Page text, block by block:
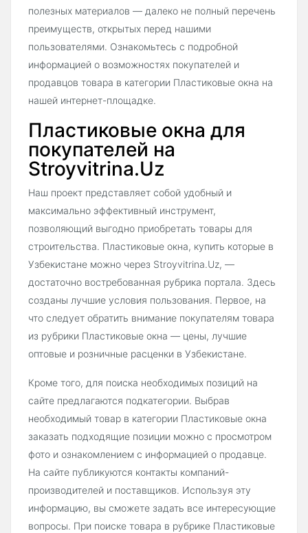
полезных материалов — далеко не полный перечень
преимуществ, открытых перед нашими
пользователями. Ознакомьтесь с подробной
информацией о возможностях покупателей и
продавцов товара в категории Пластиковые окна на
нашей интернет-площадке.
Пластиковые окна для
покупателей на
Stroyvitrina.Uz
Наш проект представляет собой удобный и
максимально эффективный инструмент,
позволяющий выгодно приобретать товары для
строительства. Пластиковые окна, купить которые в
Узбекистане можно через Stroyvitrina.Uz, —
достаточно востребованная рубрика портала. Здесь
созданы лучшие условия пользования. Первое, на
что следует обратить внимание покупателям товара
из рубрики Пластиковые окна — цены, лучшие
оптовые и розничные расценки в Узбекистане.
Кроме того, для поиска необходимых позиций на
сайте предлагаются подкатегории. Выбрав
необходимый товар в категории Пластиковые окна
заказать подходящие позиции можно с просмотром
фото и ознакомлением с информацией о продавце.
На сайте публикуются контакты компаний-
производителей и поставщиков. Используя эту
информацию, вы сможете задать все интересующие
вопросы. При поиске товара в рубрике Пластиковые